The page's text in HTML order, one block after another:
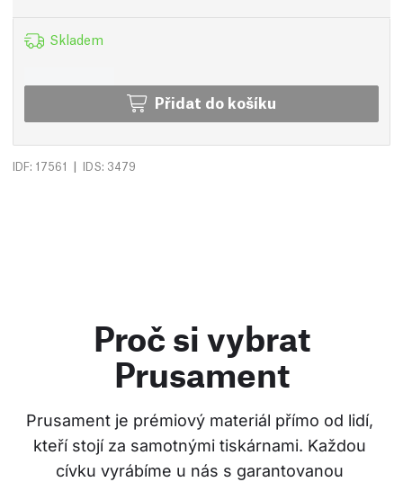
Skladem
Přidat do košíku
IDF: 17561 | IDS: 3479
Proč si vybrat
Prusament
Prusament je prémiový materiál přímo od lidí,
kteří stojí za samotnými tiskárnami. Každou
cívku vyrábíme u nás s garantovanou